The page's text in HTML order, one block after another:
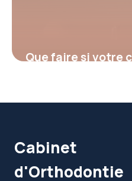
Que faire si votre
Cabinet
d'Orthodontie